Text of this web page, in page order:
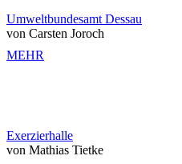
Umweltbundesamt Dessau
von Carsten Joroch
MEHR
Exerzierhalle
von Mathias Tietke